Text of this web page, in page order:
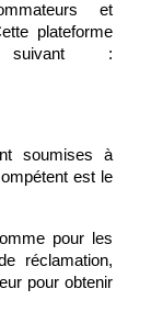
et
plateforme
soumises à
est le
pour les
réclamation,
pour obtenir